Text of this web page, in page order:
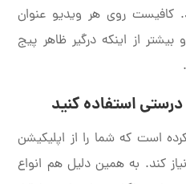
کافیست روی هر ویدیو عنوان
از اینکه درگیر ظاهر پیج
است که شما را از اپلیکیشن
کند. به همین دلیل هم انواع